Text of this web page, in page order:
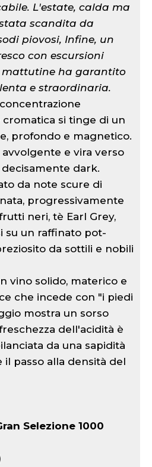
L'estate, calda ma
scandita da
piovosi, Infine, un
con escursioni
mattutine ha garantito
e straordinaria.
cromatica si tinge di un
profondo e magnetico.
e vira verso
dark.
da note scure di
progressivamente
neri, tè Earl Grey,
su un raffinato pot-
da sottili e nobili
vino solido, materico e
che incede con "i piedi
mostra un sorso
dell'acidità è
da una sapidità
il passo alla densità del
Selezione 1000